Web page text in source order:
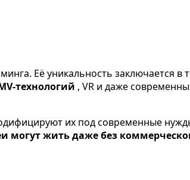
Её уникальность заключается в
технологий , VR и даже
их под современные
могут жить даже без